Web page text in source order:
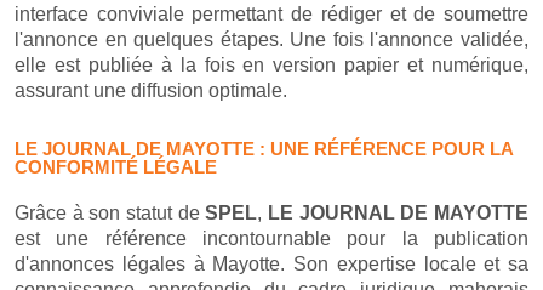
interface conviviale permettant de rédiger et de soumettre
l'annonce en quelques étapes. Une fois l'annonce validée,
elle est publiée à la fois en version papier et numérique,
assurant une diffusion optimale.
LE JOURNAL DE MAYOTTE : UNE RÉFÉRENCE POUR LA
CONFORMITÉ LÉGALE
Grâce à son statut deSPEL, LE JOURNAL DE MAYOTTE
est une référence incontournable pour la publication
d'annonces légales à Mayotte. Son expertise locale et sa